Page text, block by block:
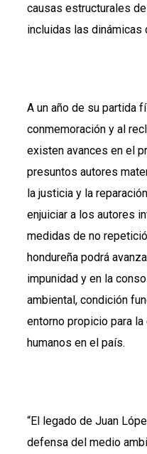
causas estructurales
incluidas las dinámicas
A un año de su partida
conmemoración y al
existen avances en el
presuntos autores
la justicia y la
enjuiciar a los autores
medidas de no
hondureña podrá
impunidad y en la
ambiental, condición
entorno propicio para
humanos en el país.
“El legado de Juan
defensa del medio